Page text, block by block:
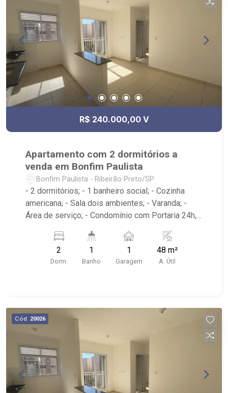
R$ 240.000,00 V
Apartamento com 2 dormitórios a
venda em Bonfim Paulista
Bonfim Paulista - Ribeirão Preto/SP
- 2 dormitórios; - 1 banheiro social; - Cozinha
americana; - Sala dois ambientes; - Varanda; -
Área de serviço; - Condomínio com Portaria 24h,
Próximo à DaniBe FullStore, Bola na Grama
Bonfim, Baterias Batex, supermercado Gricki e
Centro de Bonfim;
2
Dorm.
1
Banho
1
Garagem
48 m²
A. Útil
Cód. 20026